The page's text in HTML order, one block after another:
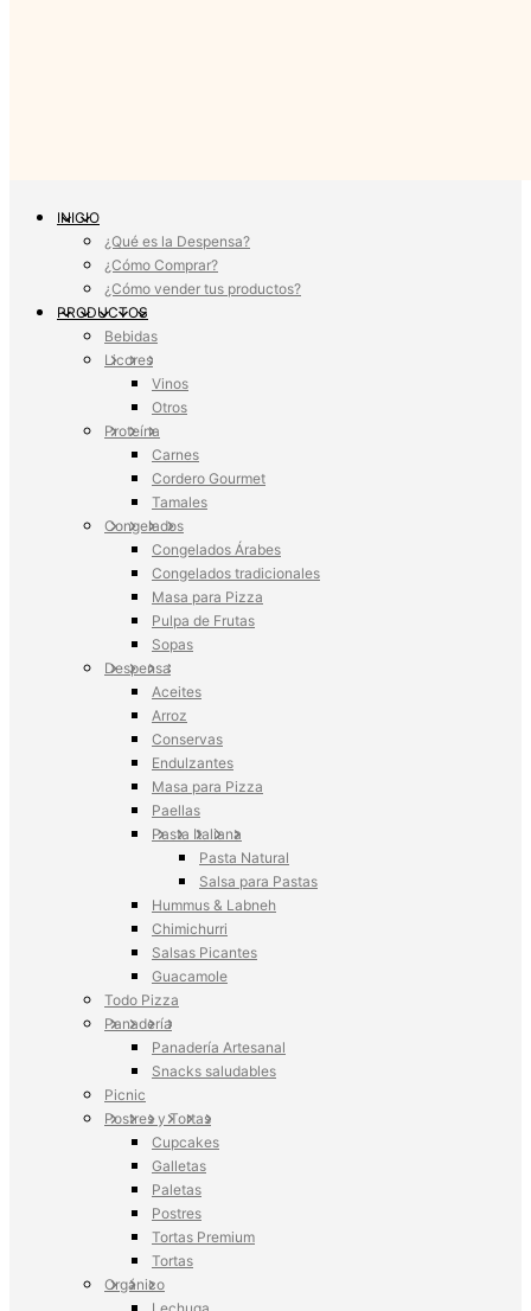
INICIO
¿Qué es la Despensa?
¿Cómo Comprar?
¿Cómo vender tus productos?
PRODUCTOS
Bebidas
Licores
Vinos
Otros
Proteína
Carnes
Cordero Gourmet
Tamales
Congelados
Congelados Árabes
Congelados tradicionales
Masa para Pizza
Pulpa de Frutas
Sopas
Despensa
Aceites
Arroz
Conservas
Endulzantes
Masa para Pizza
Paellas
Pasta Italiana
Pasta Natural
Salsa para Pastas
Hummus & Labneh
Chimichurri
Salsas Picantes
Guacamole
Todo Pizza
Panadería
Panadería Artesanal
Snacks saludables
Picnic
Postres y Tortas
Cupcakes
Galletas
Paletas
Postres
Tortas Premium
Tortas
Orgánico